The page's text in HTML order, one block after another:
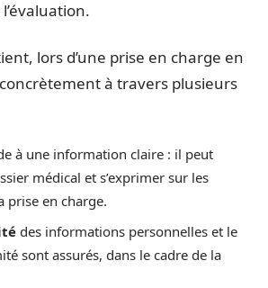
lors d’une prise en charge en
concrètement à travers plusieurs
à une information claire : il peut
médical et s’exprimer sur les
prise en charge.
des informations personnelles et le
sont assurés, dans le cadre de la